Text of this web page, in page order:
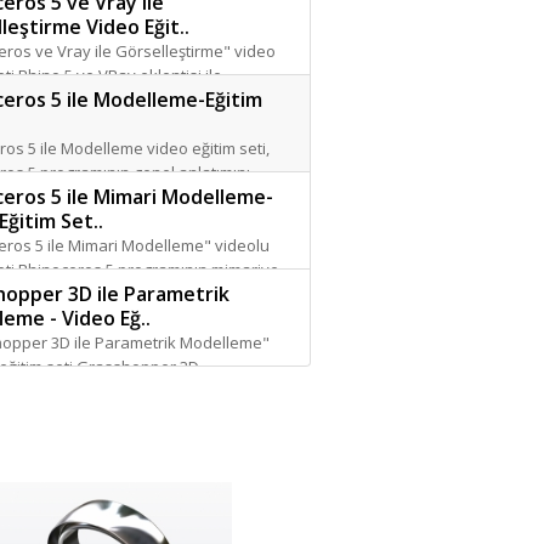
Video Eğit..
ve Vray ile Görselleştirme" video
Rhino 5 ve VRay eklentisi ile
sunum tekniklerinin anlatıldığı bir
5 ile Modelleme-Eğitim
5 ile Modelleme video eğitim seti,
5 programının genel anlatımını,
açıklamalarını ve bunların küçük ve
5 ile Mimari Modelleme-
Set..
5 ile Mimari Modelleme" videolu
Rhinoceros 5 programının mimariye
çizim, 2 ve 3 boyutlu çizim tekniği ve
3D ile Parametrik
- Video Eğ..
3D ile Parametrik Modelleme"
seti Grasshopper 3D